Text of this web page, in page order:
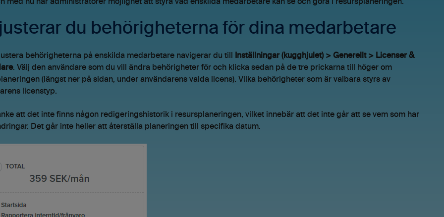
med nu har administratörer möjlighet att styra vad enskilda medarbetare kan se och göra i resursplaneringen.
du behörigheterna för dina medarbetare
behörigheterna på enskilda medarbetare navigerar du till Inställningar (kugghjulet) > Generellt > Licenser &
. Välj den användare som du vill ändra behörigheter för och klicka sedan på de tre prickarna till höger om
(längst ner på sidan, under användarens valda licens). Vilka behörigheter som är valbara styrs av
licenstyp.
att det inte finns någon redigeringshistorik i resursplaneringen, vilket innebär att det inte går att se vem som har
Det går inte heller att återställa planeringen till specifika datum.